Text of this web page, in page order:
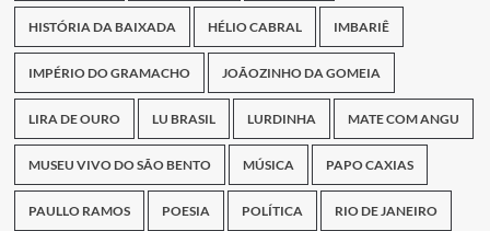
HISTÓRIA DA BAIXADA HÉLIO CABRAL IMBARIÊ
IMPÉRIO DO GRAMACHO JOÃOZINHO DA GOMEIA
LIRA DE OURO LU BRASIL LURDINHA MATE COM ANGU
MUSEU VIVO DO SÃO BENTO MÚSICA PAPO CAXIAS
PAULLO RAMOS POESIA POLÍTICA RIO DE JANEIRO